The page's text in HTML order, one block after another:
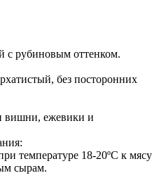
с рубиновым оттенком.
без посторонних
вишни, ежевики и
температуре 18-20ºС к мясу
сырам.